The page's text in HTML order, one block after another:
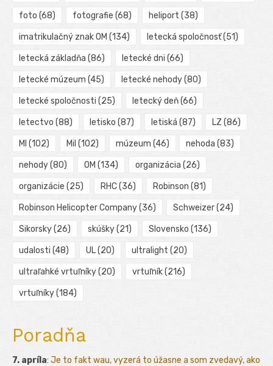
foto (68) fotografie (68) heliport (38)
imatrikulačný znak OM (134) letecká spoločnosť(51)
letecká základňa (86) letecké dni (66)
letecké múzeum (45) letecké nehody(80)
letecké spoločnosti (25) letecký deň(66)
letectvo (88) letisko (87) letiská (87) LZ (86)
MI (102) Mil (102) múzeum (46) nehoda (83)
nehody(80) OM (134) organizácia (26)
organizácie (25) RHC(36) Robinson (81)
Robinson Helicopter Company(36) Schweizer(24)
Sikorsky(26) skúšky(21) Slovensko (136)
udalosti (48) UL(20) ultralight (20)
ultraľahké vrtuľníky(20) vrtuľník(216)
vrtuľníky(184)
Poradňa
7. apríla: Je to fakt wau, vyzerá to úžasne a som zvedavý, ako